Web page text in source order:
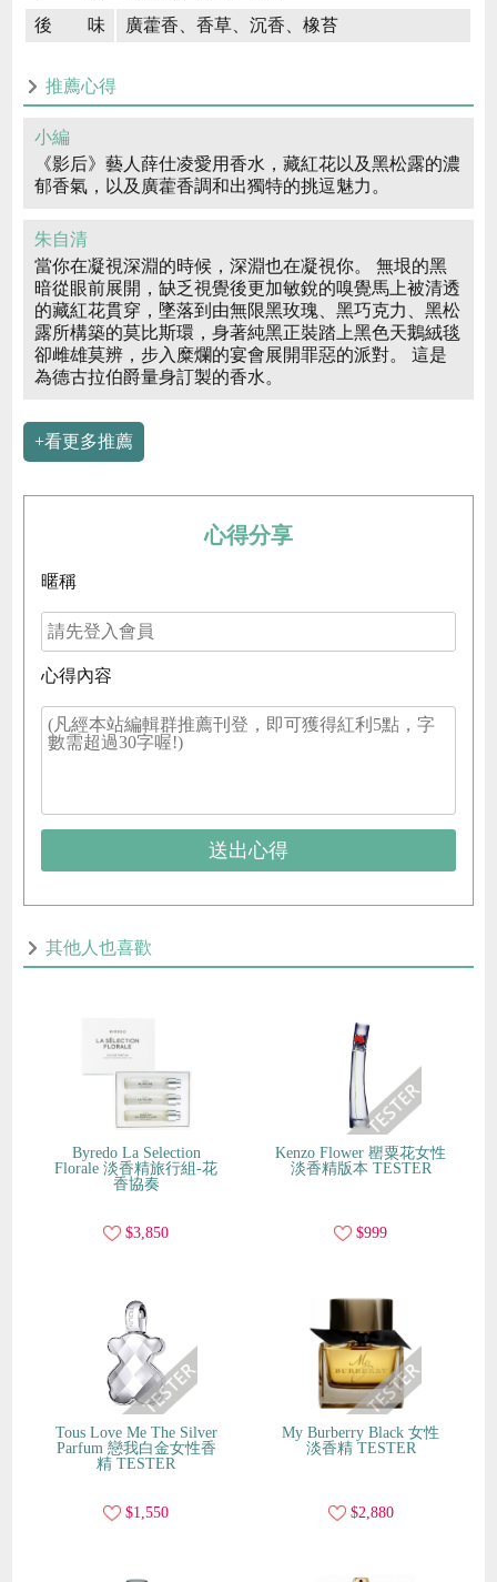
後 味
廣藿香、香草、沉香、橡苔
推薦心得
小編
《影后》藝人薛仕凌愛用香水，藏紅花以及黑松露的濃
郁香氣，以及廣藿香調和出獨特的挑逗魅力。
朱自清
當你在凝視深淵的時候，深淵也在凝視你。 無垠的黑
暗從眼前展開，缺乏視覺後更加敏銳的嗅覺馬上被清透
的藏紅花貫穿，墜落到由無限黑玫瑰、黑巧克力、黑松
露所構築的莫比斯環，身著純黑正裝踏上黑色天鵝絨毯
卻雌雄莫辨，步入糜爛的宴會展開罪惡的派對。 這是
為德古拉伯爵量身訂製的香水。
+看更多推薦
心得分享
暱稱
心得內容
送出心得
其他人也喜歡
Byredo La Selection
Florale 淡香精旅行組-花
香協奏
$3,850
Kenzo Flower 罌粟花女性
淡香精版本 TESTER
$999
Tous Love Me The Silver
Parfum 戀我白金女性香
精 TESTER
$1,550
My Burberry Black 女性
淡香精 TESTER
$2,880